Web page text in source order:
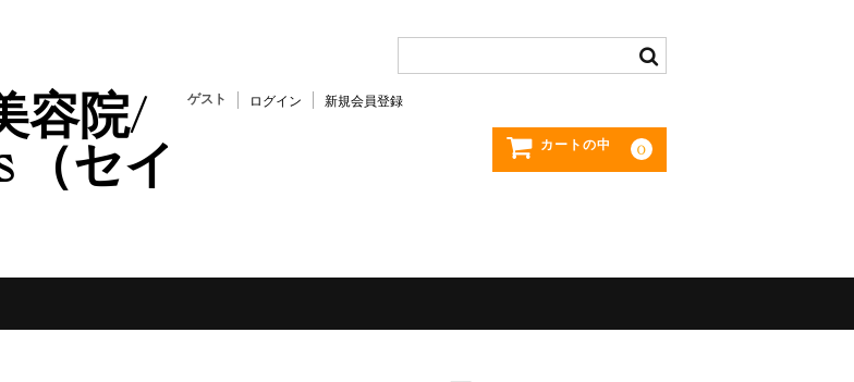
容院/
セイ
ゲスト ログイン 新規会員登録
カートの中 0